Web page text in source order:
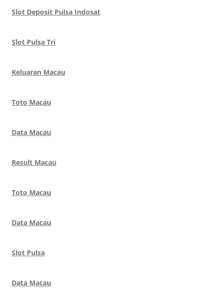
Slot Deposit Pulsa Indosat
Slot Pulsa Tri
Keluaran Macau
Toto Macau
Data Macau
Result Macau
Toto Macau
Data Macau
Slot Pulsa
Data Macau